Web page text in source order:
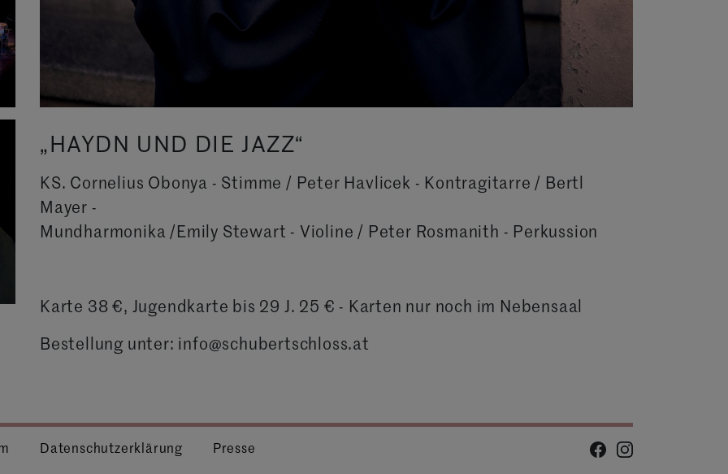
„HAYDN UND DIE JAZZ“
KS. Cornelius Obonya - Stimme / Peter Havlicek - Kontragitarre / Bertl
Mayer -
Mundharmonika /Emily Stewart - Violine / Peter Rosmanith - Perkussion
Karte 38 €, Jugendkarte bis 29 J. 25 € - Karten nur noch im Nebensaal
Bestellung unter: info@schubertschloss.at
Datenschutzerklärung Presse